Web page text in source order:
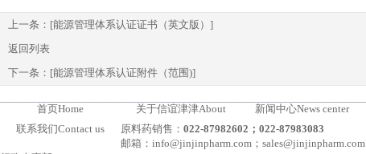
上一条： [能源管理体系认证证书（英文版）]
返回列表
下一条： [能源管理体系认证附件（范围)]
首页Home 关于信谊津津About 新闻中心News center
联系我们Contact us
原料药销售： 022-87982602；022-87983083
邮箱：info@jinjinpharm.com；sales@jinjinpharm.com